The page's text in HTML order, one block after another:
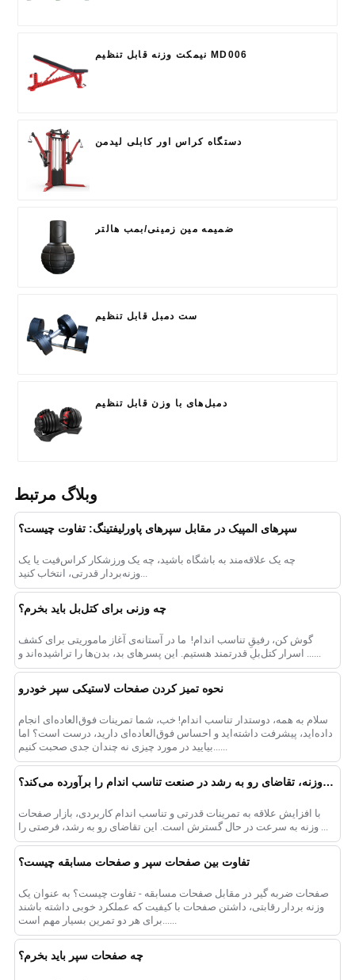
نیمکت وزنه قابل تنظیم MD006
دستگاه کراس اور کابلی لیدمن
ضمیمه مین زمینی/بمب هالتر
ست دمبل قابل تنظیم
دمبل‌های با وزن قابل تنظیم
وبلاگ مرتبط
سپرهای المپیک در مقابل سپرهای پاورلیفتینگ: تفاوت چیست؟
چه یک علاقه‌مند به باشگاه باشید، چه یک ورزشکار کراس‌فیت یا یک
چه وزنی برای کتل‌بل باید بخرم؟
گوش کن، رفیقِ تناسب اندام! ️ ما در آستانه‌ی آغاز ماموریتی برای کشف
نحوه تمیز کردن صفحات لاستیکی سپر خودرو
سلام به همه، دوستدار تناسب اندام! خب، شما تمرینات فوق‌العاده‌ای انجام
داده‌اید، پیشرفت داشته‌اید و احساس فوق‌العاده‌ای دارید، درست است؟ اما
چگونه یک کارخانه تولید صفحه وزنه، تقاضای رو به رشد در صنعت تناسب اندام را برآورده می‌کند؟
با افزایش علاقه به تمرینات قدرتی و تناسب اندام کاربردی، بازار صفحات
تفاوت بین صفحات سپر و صفحات مسابقه چیست؟
صفحات ضربه گیر در مقابل صفحات مسابقه - تفاوت چیست؟ به عنوان یک
وزنه بردار رقابتی، داشتن صفحات با کیفیت که عملکرد خوبی داشته باشند
چه صفحات سپر باید بخرم؟